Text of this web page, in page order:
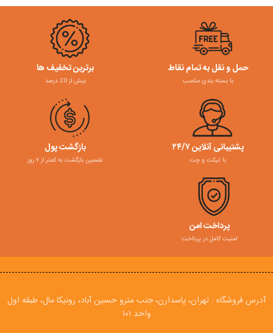
حمل و نقل به تمام نقاط
با بسته بندی مناسب
برترین تخفیف ها
بیش از 20 درصد
پشتیبانی آنلاین ۲۴/۷
با تیکت و چت
بازگشت پول
تضمین بازگشت به کمتر از ۷ روز
پرداخت امن
امنیت کامل در پرداخت
آدرس فروشگاه : تهران، پاسدارن، جنب مترو حسین آباد، رونیکا مال، طبقه اول
واحد ۱۰۱